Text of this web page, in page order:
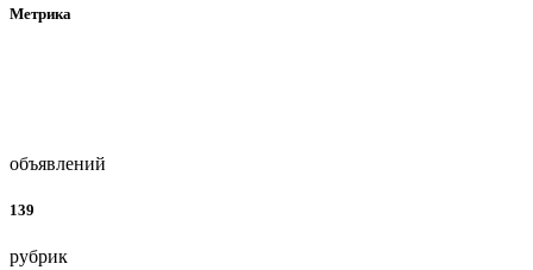
Метрика
объявлений
139
рубрик